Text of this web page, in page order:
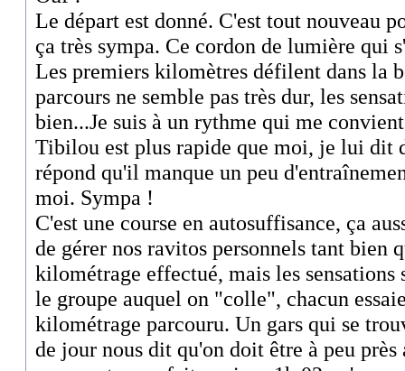
Le départ est donné. C'est tout nouveau
ça très sympa. Ce cordon de lumière qui
Les premiers kilomètres défilent dans la
parcours ne semble pas très dur, les
bien...Je suis à un rythme qui me
Tibilou est plus rapide que moi, je lui dit
répond qu'il manque un peu
moi. Sympa !
C'est une course en autosuffisance, ça
de gérer nos ravitos personnels tant bien
kilométrage effectué, mais les sensations
le groupe auquel on "colle", chacun
kilométrage parcouru. Un gars qui se
de jour nous dit qu'on doit être à peu